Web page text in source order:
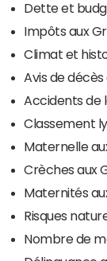
Dette et
Impôts aux
Climat et
Avis de décès
Accidents de
Classement
Maternelle
Crèches aux
Maternités
Risques
Nombre de